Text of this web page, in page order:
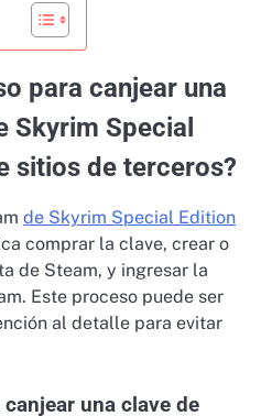
para canjear una
Skyrim Special
sitios de terceros?
de Skyrim Special Edition
comprar la clave, crear o
de Steam, y ingresar la
Este proceso puede ser
al detalle para evitar
una clave de